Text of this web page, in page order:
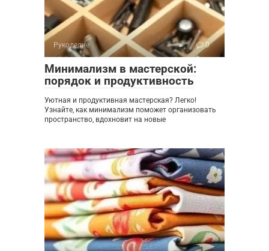
Рукоделие 0
Минимализм в мастерской:
порядок и продуктивность
Уютная и продуктивная мастерская? Легко!
Узнайте, как минимализм поможет организовать
пространство, вдохновит на новые